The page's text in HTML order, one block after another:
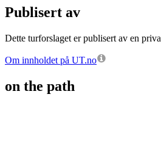
Publisert av
Dette turforslaget er publisert av en
Om innholdet på UT.no
on the path